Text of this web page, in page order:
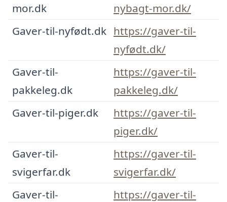
mor.dk
nybagt-mor.dk/
Gaver-til-nyfødt.dk https://gaver-til-
nyfødt.dk/
Gaver-til-
pakkeleg.dk
https://gaver-til-
pakkeleg.dk/
Gaver-til-piger.dk
https://gaver-til-
piger.dk/
Gaver-til-
svigerfar.dk
https://gaver-til-
svigerfar.dk/
Gaver-til-
https://gaver-til-